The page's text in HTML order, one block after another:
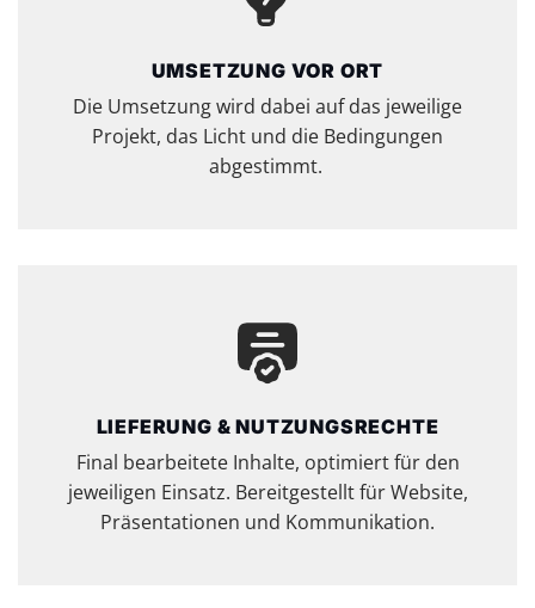
UMSETZUNG VOR ORT
Die Umsetzung wird dabei auf das jeweilige
Projekt, das Licht und die Bedingungen
abgestimmt.
LIEFERUNG & NUTZUNGSRECHTE
Final bearbeitete Inhalte, optimiert für den
jeweiligen Einsatz. Bereitgestellt für Website,
Präsentationen und Kommunikation.